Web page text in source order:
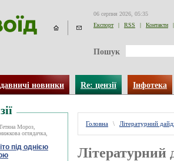
06 серпня 2026, 05:35
Експорт
| RSS | Контакти |
Пошук
новинки Re: цензії Інфотека
Мороз,
оглядачка,
під однією
Головна \ Літературний
Літературний